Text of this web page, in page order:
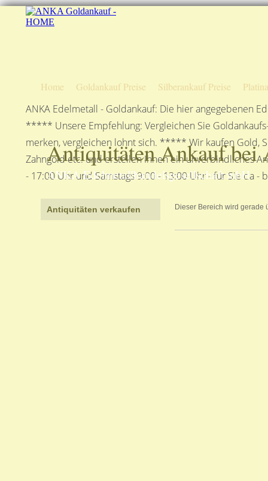
Home Goldankauf Preise Silberankauf Preise
ANKA Edelmetall - Goldankauf: Die hier angegebenen
***** Unsere Empfehlung: Vergleichen Sie
merken, vergleichen lohnt sich. ***** Wir kaufen Gold,
Zahngold etc. und erstellen Ihnen ein unverbindliches
- 17:00 Uhr und Samstags 9:00 - 13:00 Uhr - für Sie
Antiquitäten Ankauf bei
ANKA Edelmetallhandelsgesellschaft mbH
Antiquitäten verkaufen Dieser Bereich wird gerade